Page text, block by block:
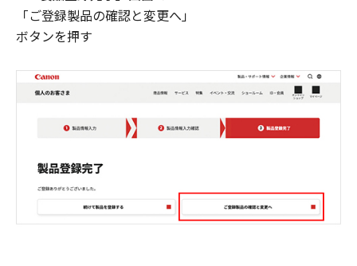
「ご登録製品の確認と変更へ」
ボタンを押す